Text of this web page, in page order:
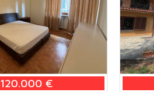
120.000 €